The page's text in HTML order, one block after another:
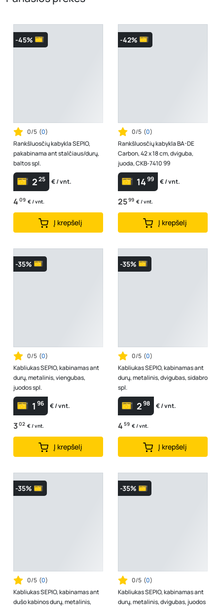
-45%
0/5 (0)
Rankšluosčių kabykla SEPIO,
pakabinama ant stalčiaus/durų,
baltos spl.
225 € / vnt.
4 09 € / vnt.
Į krepšelį
-42%
0/5 (0)
Rankšluosčių kabykla BA-DE
Carbon, 42 x 18 cm, dviguba,
juoda, CKB-7410 99
1499 € / vnt.
2599 € / vnt.
Į krepšelį
-35%
0/5 (0)
Kabliukas SEPIO, kabinamas ant
durų, metalinis, viengubas,
juodos spl.
1 96 € / vnt.
302 € / vnt.
Į krepšelį
-35%
0/5 (0)
Kabliukas SEPIO, kabinamas ant
durų, metalinis, dvigubas, sidabro
spl.
298 € / vnt.
4 59 € / vnt.
Į krepšelį
-35%
0/5 (0)
Kabliukas SEPIO, kabinamas ant
dušo kabinos durų, metalinis,
-35%
0/5 (0)
Kabliukas SEPIO, kabinamas ant
durų, metalinis, dvigubas, juodos